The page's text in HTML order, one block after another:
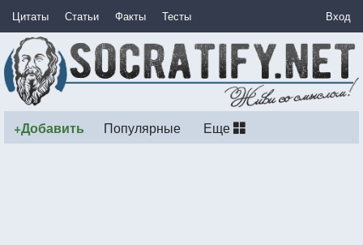
Цитаты Статьи Факты Тесты Вход
+Добавить Популярные Еще